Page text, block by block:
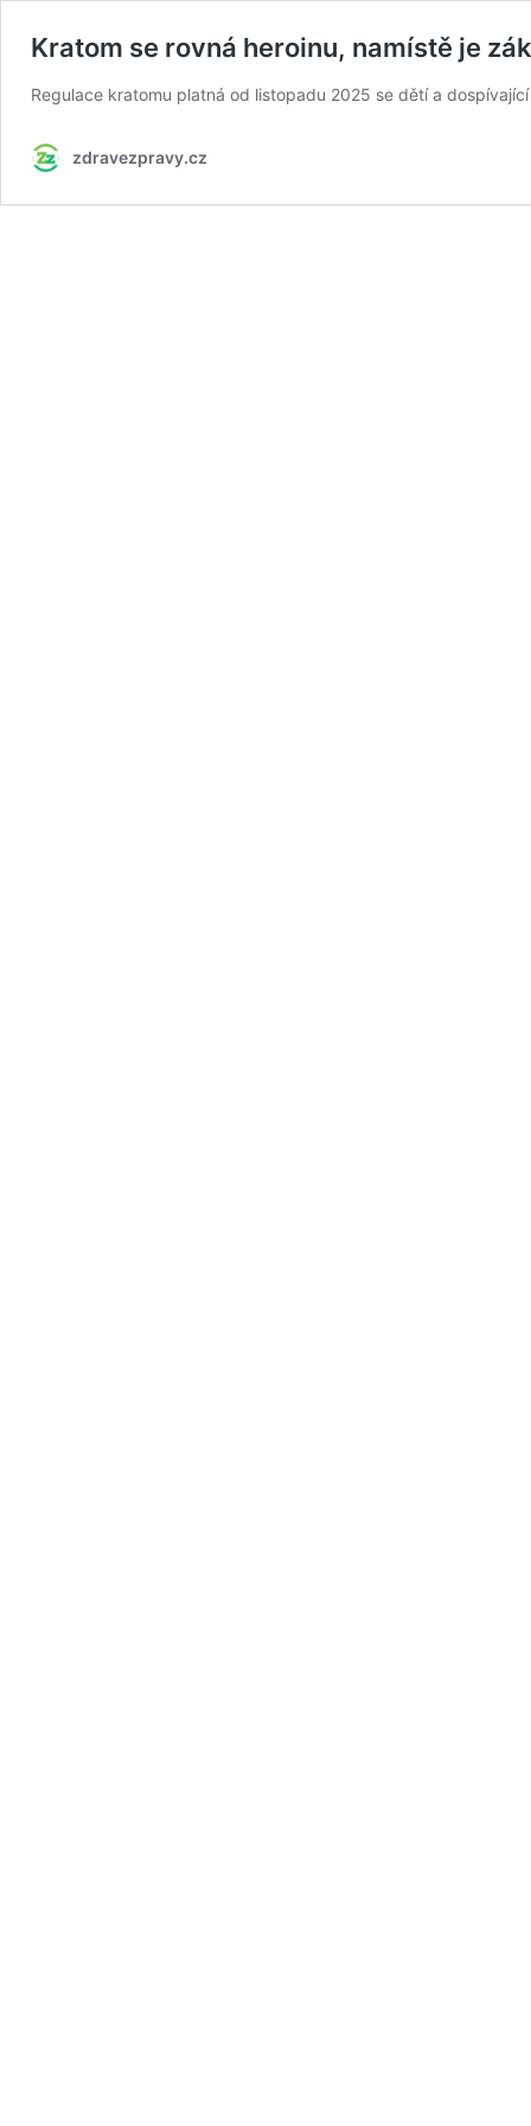
Kratom se rovná heroinu, namístě je
Regulace kratomu platná od listopadu 2025 se dětí a
zdravezpravy.cz